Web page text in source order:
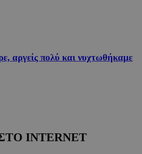
αργείς πολύ και νυχτωθήκαμε
INTERNET